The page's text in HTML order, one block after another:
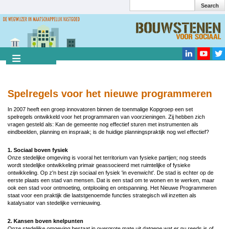
naar
gaan
Search
Spelregels voor het nieuwe programmeren
In 2007 heeft een groep innovatoren binnen de toenmalige Kopgroep een set
spelregels ontwikkeld voor het programmaren van voorzieningen. Zij hebben zich
vragen gesteld als: Kan de gemeente nog effectief sturen met instrumenten als
eindbeelden, planning en inspraak; is de huidige planningspraktijk nog wel effectief?
1. Sociaal boven fysiek
Onze stedelijke omgeving is vooral het territorium van fysieke partijen; nog steeds
wordt stedelijke ontwikkeling primair geassocieerd met ruimtelijke of fysieke
ontwikkeling. Op z'n best zijn sociaal en fysiek 'in evenwicht'. De stad is echter op de
eerste plaats een stad van mensen. Dat is een stad om te wonen en te werken, maar
ook een stad voor ontmoeting, ontplooiing en ontspanning. Het Nieuwe Programmeren
staat voor een praktijk die laatstgenoemde functies strategisch wil inzetten als
katalysator van stedelijke vernieuwing.
2. Kansen boven knelpunten